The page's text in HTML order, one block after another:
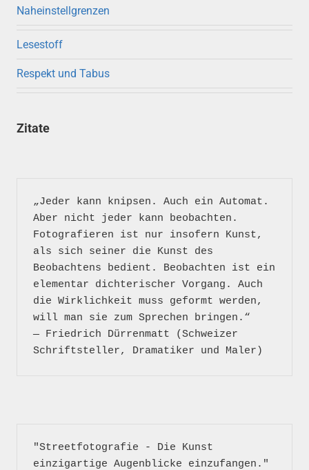
Naheinstellgrenzen
Lesestoff
Respekt und Tabus
Zitate
„Jeder kann knipsen. Auch ein Automat.
Aber nicht jeder kann beobachten.
Fotografieren ist nur insofern Kunst,
als sich seiner die Kunst des
Beobachtens bedient. Beobachten ist ein
elementar dichterischer Vorgang. Auch
die Wirklichkeit muss geformt werden,
will man sie zum Sprechen bringen.“
― Friedrich Dürrenmatt (Schweizer
"Streetfotografie - Die Kunst
einzigartige Augenblicke einzufangen."